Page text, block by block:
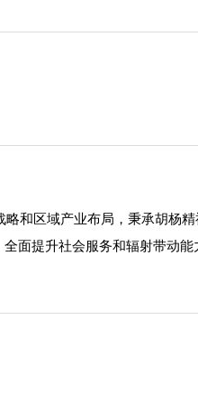
和区域产业布局，秉承胡杨
面提升社会服务和辐射带动